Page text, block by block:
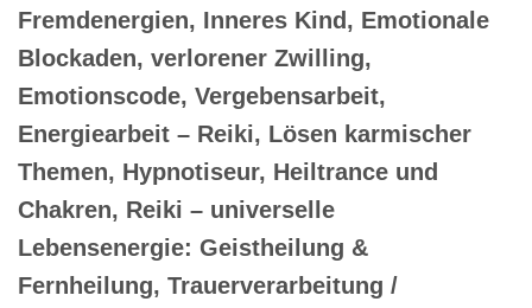
Fremdenergien, Inneres Kind, Emotionale
Blockaden, verlorener Zwilling,
Emotionscode, Vergebensarbeit,
Energiearbeit – Reiki, Lösen karmischer
Themen, Hypnotiseur, Heiltrance und
Chakren, Reiki – universelle
Lebensenergie: Geistheilung &
Fernheilung, Trauerverarbeitung /